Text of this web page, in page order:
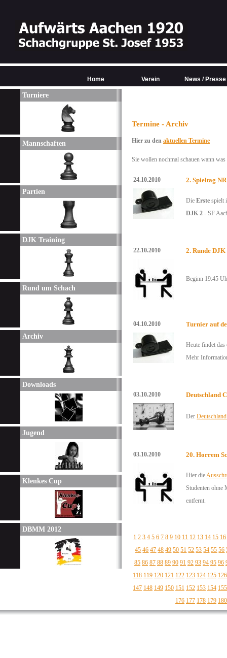
Turniere
Mannschaften
Partien
DJK Training
Rund um Schach
Archiv
Downloads
Jugend
Klenkes Cup
DBMM 2012
Termine - Archiv
Hier zu den aktuellen Termine
Sie wollen nochmal schauen wann
24.10.2010 2. Spieltag
Die Erste spielt
DJK 2 - SF
22.10.2010 2. Runde
Beginn 19:45
04.10.2010 Turnier auf
Heute findet
Mehr
03.10.2010 Deutschland
Der
03.10.2010 20. Horrem
Hier die
Studenten ohne
entfernt.
1 2 3 4 5 6 7 8 9 10 11 12 13 14 15 16
45 46 47 48 49 50 51 52 53 54 55 56
85 86 87 88 89 90 91 92 93 94 95 96
118 119 120 121 122 123 124 125 126
147 148 149 150 151 152 153 154 155
176 177 178 179 180
Home Verein News / Presse